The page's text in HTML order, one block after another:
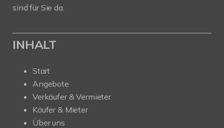
sind für Sie da.
INHALT
Start
Angebote
Verkäufer & Vermieter
Käufer & Mieter
Über uns